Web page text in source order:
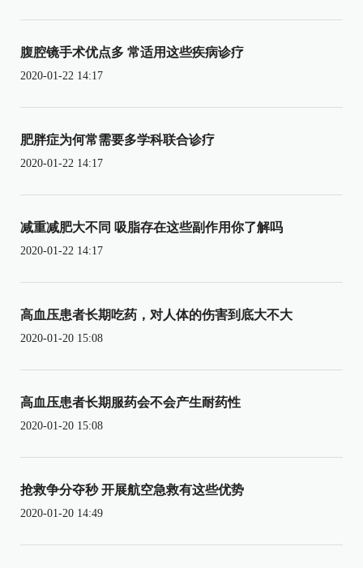
腹腔镜手术优点多 常适用这些疾病诊疗
2020-01-22 14:17
肥胖症为何常需要多学科联合诊疗
2020-01-22 14:17
减重减肥大不同 吸脂存在这些副作用你了解吗
2020-01-22 14:17
高血压患者长期吃药，对人体的伤害到底大不大
2020-01-20 15:08
高血压患者长期服药会不会产生耐药性
2020-01-20 15:08
抢救争分夺秒 开展航空急救有这些优势
2020-01-20 14:49